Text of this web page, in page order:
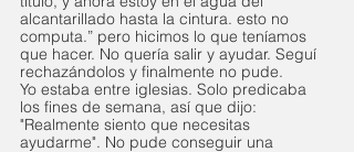
alcantarillado hasta la cintura. esto no
computa.” pero hicimos lo que teníamos
que hacer. No quería salir y ayudar. Seguí
rechazándolos y finalmente no pude.
Yo estaba entre iglesias. Solo predicaba
los fines de semana, así que dijo:
"Realmente siento que necesitas
ayudarme". No pude conseguir una